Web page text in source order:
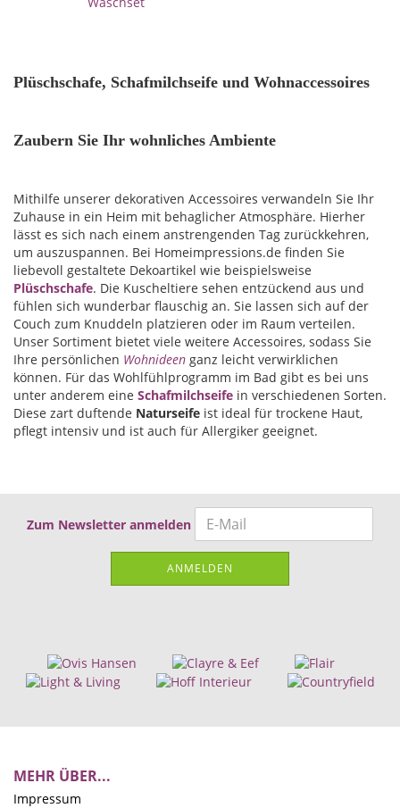
Plüschschafe, Schafmilchseife und Wohnaccessoires
Zaubern Sie Ihr wohnliches Ambiente
Mithilfe unserer dekorativen Accessoires verwandeln Sie Ihr
Zuhause in ein Heim mit behaglicher Atmosphäre. Hierher
lässt es sich nach einem anstrengenden Tag zurückkehren,
um auszuspannen. Bei Homeimpressions.de finden Sie
liebevoll gestaltete Dekoartikel wie beispielsweise
Plüschschafe. Die Kuscheltiere sehen entzückend aus und
fühlen sich wunderbar flauschig an. Sie lassen sich auf der
Couch zum Knuddeln platzieren oder im Raum verteilen.
Unser Sortiment bietet viele weitere Accessoires, sodass Sie
Ihre persönlichen Wohnideen ganz leicht verwirklichen
können. Für das Wohlfühlprogramm im Bad gibt es bei uns
unter anderem eine Schafmilchseife in verschiedenen Sorten.
Diese zart duftende Naturseife ist ideal für trockene Haut,
pflegt intensiv und ist auch für Allergiker geeignet.
Zum Newsletter anmelden
ANMELDEN
MEHR ÜBER...
Impressum